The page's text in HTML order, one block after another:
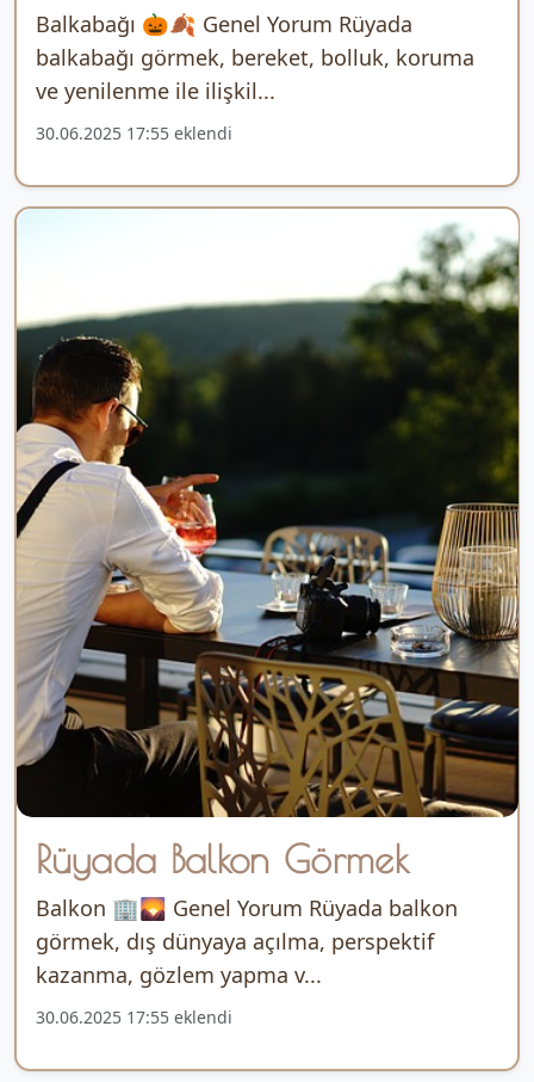
Balkabağı 🎃🍂 Genel Yorum Rüyada
balkabağı görmek, bereket, bolluk, koruma
ve yenilenme ile ilişkil...
30.06.2025 17:55 eklendi
Rüyada Balkon Görmek
Balkon 🏢🌄 Genel Yorum Rüyada balkon
görmek, dış dünyaya açılma, perspektif
kazanma, gözlem yapma v...
30.06.2025 17:55 eklendi